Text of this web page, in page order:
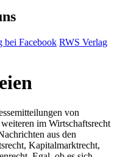
bei Facebook RWS Verlag
von
im Wirtschaftsrecht
aus den
Kapitalmarktrecht,